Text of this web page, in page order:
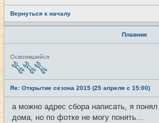
Вернуться к началу
Плавник
Н
е
в
т
и
Освоившийся
Re: Открытие сезона 2015 (25 апреля с 15:00)
а можно адрес сбора написать, я
дома, но по фотке не могу понять...